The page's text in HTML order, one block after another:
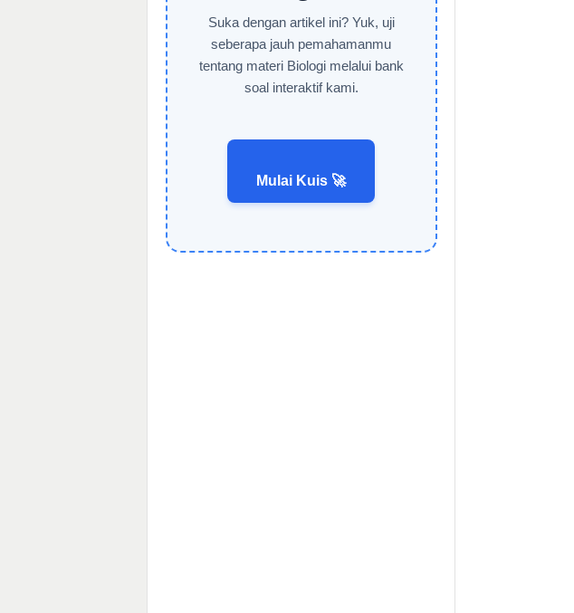
Suka dengan artikel ini? Yuk, uji
seberapa jauh pemahamanmu
tentang materi Biologi melalui bank
soal interaktif kami.
Mulai Kuis 🚀